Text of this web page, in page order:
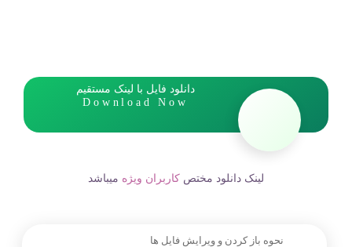
دانلود فایل با لینک مستقیم
Download Now
لینک دانلود مختص کاربران ویژه میباشد
نحوه باز کردن و ویرایش فایل ها